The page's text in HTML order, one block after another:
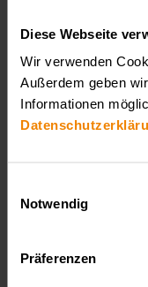
Diese Webseite
Wir verwenden
Außerdem geben
Informationen
Notwendig
Präferenzen